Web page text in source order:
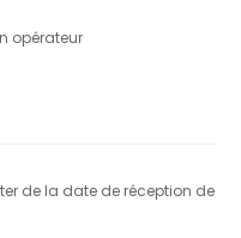
opérateur
de la date de réception de